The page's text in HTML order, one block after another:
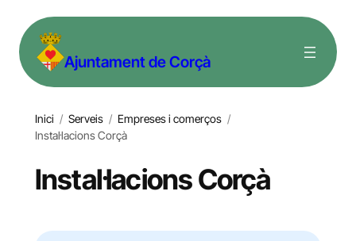
contingut Ajuntament de Corçà
Inici / Serveis / Empreses i comerços /
Instal·lacions Corçà
Instal·lacions Corçà